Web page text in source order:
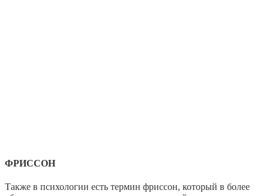
ФРИССОН
Также в психологии есть термин фриссон, который в более